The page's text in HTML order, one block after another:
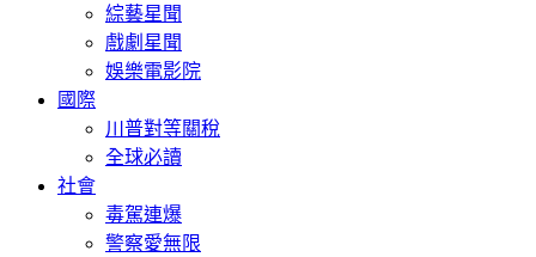
綜藝星聞
戲劇星聞
娛樂電影院
國際
川普對等關稅
全球必讀
社會
毒駕連爆
警察愛無限